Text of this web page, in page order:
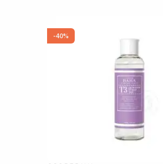
-40%